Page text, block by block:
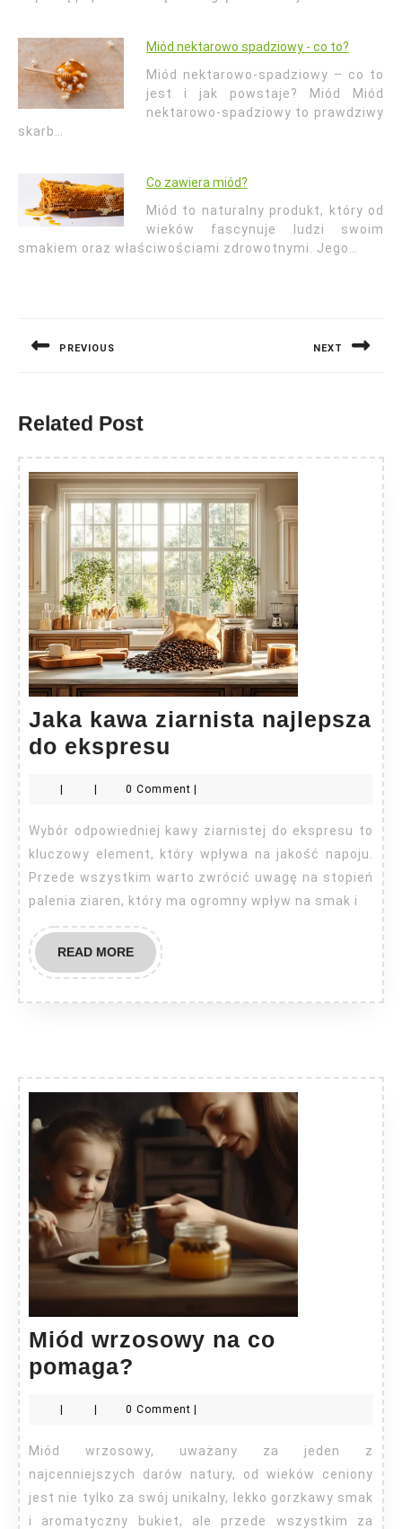
Miód nektarowo spadziowy - co to?
Miód nektarowo-spadziowy – co to
jest i jak powstaje? Miód Miód
nektarowo-spadziowy to prawdziwy
skarb…
Co zawiera miód?
Miód to naturalny produkt, który od
wieków fascynuje ludzi swoim
smakiem oraz właściwościami zdrowotnymi. Jego…
PREVIOUS NEXT
Related Post
Jaka kawa ziarnista najlepsza
do ekspresu
ziarnista
najlepsza
do
ekspresu
0 Comment
Wybór odpowiedniej kawy ziarnistej do ekspresu to
kluczowy element, który wpływa na jakość napoju.
Przede wszystkim warto zwrócić uwagę na stopień
palenia ziaren, który ma ogromny wpływ na smak i
READ MOREREAD
MORE
Miód wrzosowy na co
pomaga?
na
co
pomaga?
| | 0 Comment |
Miód wrzosowy, uważany za jeden z
najcenniejszych darów natury, od wieków ceniony
jest nie tylko za swój unikalny, lekko gorzkawy smak
i aromatyczny bukiet, ale przede wszystkim za